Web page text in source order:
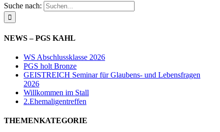
Suche nach:
NEWS – PGS KAHL
WS Abschlussklasse 2026
PGS holt Bronze
GEISTREICH Seminar für Glaubens- und Lebensfragen
2026
Willkommen im Stall
2.Ehemaligentreffen
THEMENKATEGORIE